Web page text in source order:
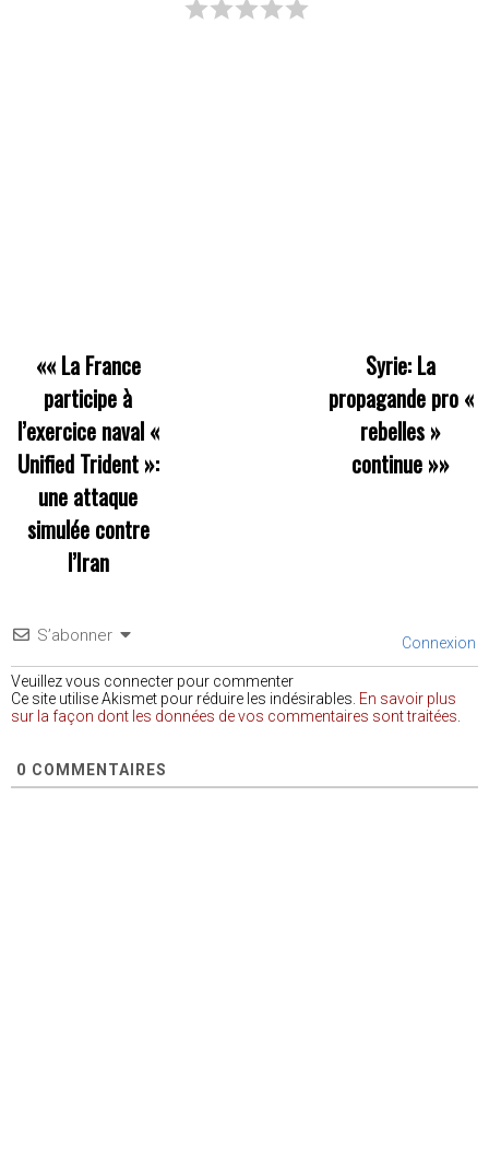
«« La France
participe à
l’exercice naval «
Unified Trident »:
une attaque
simulée contre
l’Iran
Syrie: La
propagande pro «
rebelles »
continue »»
S’abonner Connexion
Veuillez vous connecter pour commenter
Ce site utilise Akismet pour réduire les indésirables. En savoir plus
sur la façon dont les données de vos commentaires sont traitées
0 COMMENTAIRES